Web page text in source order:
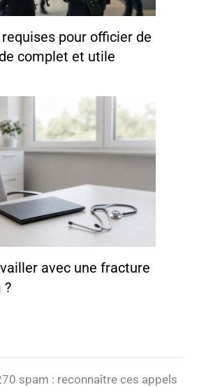
pour officier de
complet et utile
avec une fracture
?
spam : reconnaître ces appels